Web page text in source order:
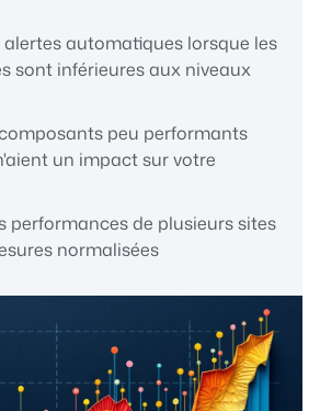
alertes automatiques lorsque les
sont inférieures aux niveaux
peu performants
un impact sur votre
performances de plusieurs sites
normalisées